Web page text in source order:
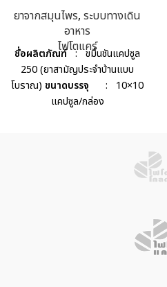
ยาจากสมุนไพร, ระบบทางเดิน
อาหาร
ไฟโตแคร์
ชื่อผลิตภัณฑ์: ขมิ้นชันแคปซูล
250 (ยาสามัญประจำบ้านแบบ
โบราณ) ขนาดบรรจุ
: 10×10
แคปซูล/กล่อง